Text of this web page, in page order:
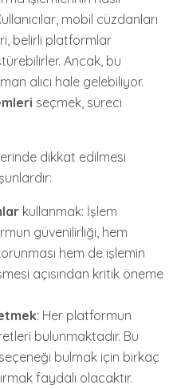
mobil cüzdanları
belirli platformlar
Ancak, bu
alıcı hale gelebiliyor.
seçmek, süreci
dikkat edilmesi
kullanmak: İşlem
güvenilirliği, hem
hem de işlemin
açısından kritik öneme
: Her platformun
bulunmaktadır. Bu
bulmak için birkaç
faydalı olacaktır.